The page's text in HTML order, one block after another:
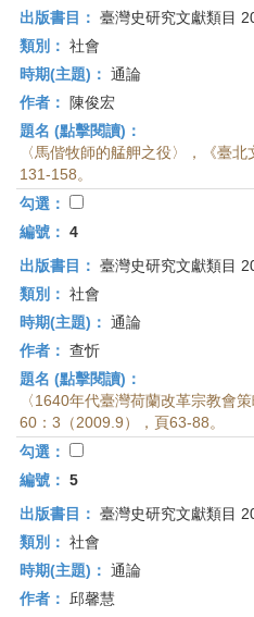
出版書目： 臺灣史研究文獻類目
類別： 社會
時期(主題)： 通論
作者：
陳俊宏
題名 (點擊閱讀)：
〈馬偕牧師的艋舺之役〉，《臺
131-158。
勾選：
編號： 4
出版書目： 臺灣史研究文獻類目
類別： 社會
時期(主題)： 通論
作者： 查忻
題名 (點擊閱讀)：
〈1640年代臺灣荷蘭改革宗教會
60：3（2009.9），頁63-88。
勾選：
編號： 5
出版書目： 臺灣史研究文獻類目
類別： 社會
時期(主題)： 通論
作者：
邱馨慧